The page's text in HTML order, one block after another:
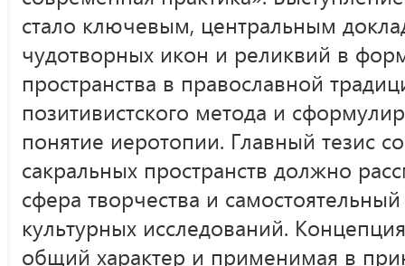
стало ключевым, центральным
чудотворных икон и реликвий в
пространства в православной
позитивистского метода и
понятие иеротопии. Главный тезис
сакральных пространств должно
сфера творчества и
культурных исследований.
общий характер и применимая в